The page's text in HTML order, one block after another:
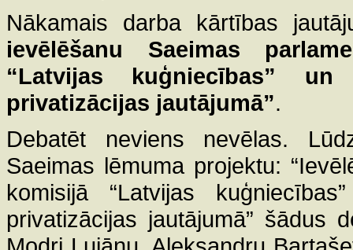
Nākamais darba kārtības
ievēlēšanu Saeimas
“Latvijas kuģniecības”
privatizācijas jautājumā”.
Debatēt neviens nevēlas.
Saeimas lēmuma projektu:
komisijā “Latvijas
privatizācijas jautājumā” šādus